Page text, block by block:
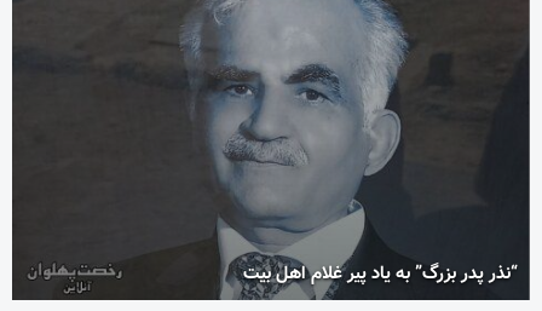
“نذر پدر بزرگ” به یاد پیر غلام اهل بیت